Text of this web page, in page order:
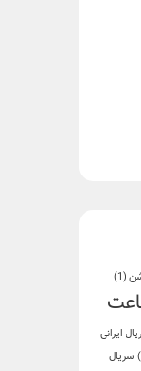
(1)
ایرانی
سریال